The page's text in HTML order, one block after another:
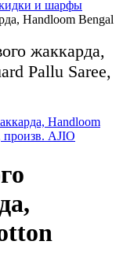
и шарфы
Handloom Bengal
жаккарда,
Pallu Saree,